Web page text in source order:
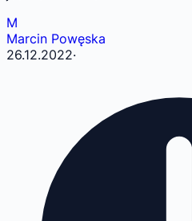
M
Marcin Powęska
26.12.2022·